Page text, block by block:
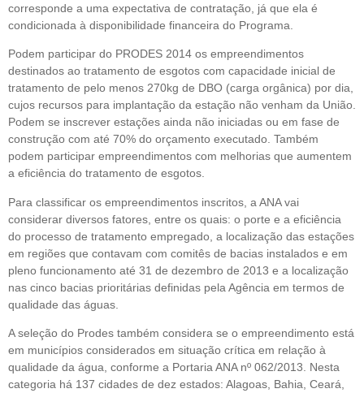
corresponde a uma expectativa de contratação, já que ela é
condicionada à disponibilidade financeira do Programa.
Podem participar do PRODES 2014 os empreendimentos
destinados ao tratamento de esgotos com capacidade inicial de
tratamento de pelo menos 270kg de DBO (carga orgânica) por dia,
cujos recursos para implantação da estação não venham da União.
Podem se inscrever estações ainda não iniciadas ou em fase de
construção com até 70% do orçamento executado. Também
podem participar empreendimentos com melhorias que aumentem
a eficiência do tratamento de esgotos.
Para classificar os empreendimentos inscritos, a ANA vai
considerar diversos fatores, entre os quais: o porte e a eficiência
do processo de tratamento empregado, a localização das estações
em regiões que contavam com comitês de bacias instalados e em
pleno funcionamento até 31 de dezembro de 2013 e a localização
nas cinco bacias prioritárias definidas pela Agência em termos de
qualidade das águas.
A seleção do Prodes também considera se o empreendimento está
em municípios considerados em situação crítica em relação à
qualidade da água, conforme a Portaria ANA nº 062/2013. Nesta
categoria há 137 cidades de dez estados: Alagoas, Bahia, Ceará,